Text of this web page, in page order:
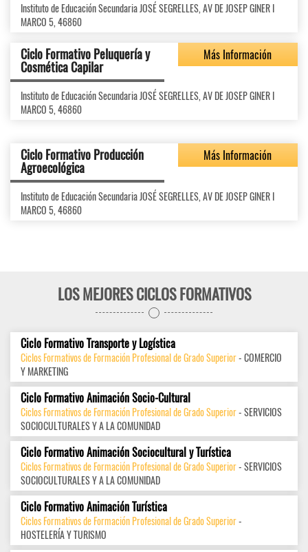
Instituto de Educación Secundaria JOSÉ SEGRELLES, AV DE JOSEP GINER I
MARCO 5, 46860
Ciclo Formativo Peluquería y
Cosmética Capilar
Más Información
Instituto de Educación Secundaria JOSÉ SEGRELLES, AV DE JOSEP GINER I
MARCO 5, 46860
Ciclo Formativo Producción
Agroecológica
Más Información
Instituto de Educación Secundaria JOSÉ SEGRELLES, AV DE JOSEP GINER I
MARCO 5, 46860
LOS MEJORES CICLOS FORMATIVOS
Ciclo Formativo Transporte y Logística
Ciclos Formativos de Formación Profesional de Grado Superior- COMERCIO
Y MARKETING
Ciclo Formativo Animación Socio-Cultural
Ciclos Formativos de Formación Profesional de Grado Superior- SERVICIOS
SOCIOCULTURALES Y A LA COMUNIDAD
Ciclo Formativo Animación Sociocultural y Turística
Ciclos Formativos de Formación Profesional de Grado Superior- SERVICIOS
SOCIOCULTURALES Y A LA COMUNIDAD
Ciclo Formativo Animación Turística
Ciclos Formativos de Formación Profesional de Grado Superior-
HOSTELERÍA Y TURISMO